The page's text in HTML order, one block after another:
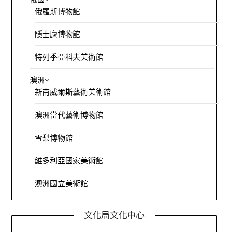
俄羅斯博物館
隱士廬博物館
特列季亞科夫美術館
澳洲
新南威爾斯藝術美術館
澳洲當代藝術博物館
雪梨博物館
維多利亞國家美術館
澳洲國立美術館
文化局文化中心